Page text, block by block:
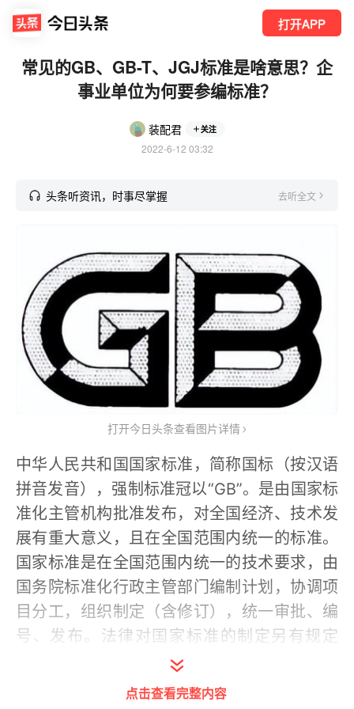
打开APP
常见的GB、GB-T、JGJ标准是啥意思？企
事业单位为何要参编标准？
装配君 关注
2022-6-12 03:32
头条听资讯，时事尽掌握 去听全文
打开今日头条查看图片详情
中华人民共和国国家标准，简称国标（按汉语
拼音发音），强制标准冠以“GB”。是由国家标
准化主管机构批准发布，对全国经济、技术发
展有重大意义，且在全国范围内统一的标准。
国家标准是在全国范围内统一的技术要求，由
国务院标准化行政主管部门编制计划，协调项
目分工，组织制定（含修订），统一审批、编
号、发布。法律对国家标准的制定另有规定
的，依照法律的规定执行。
点击查看完整内容